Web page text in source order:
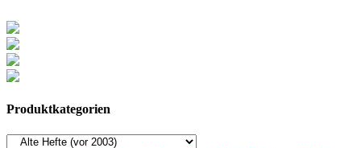
Produktkategorien